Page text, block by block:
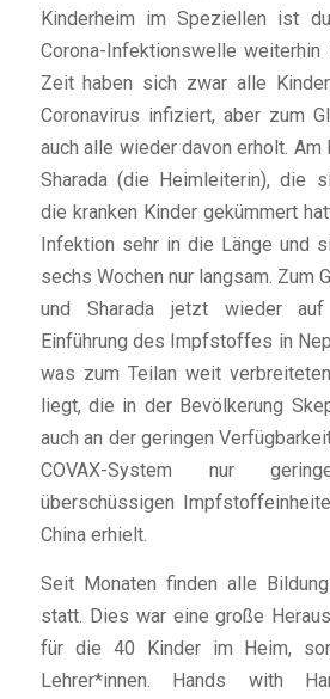
Kinderheim im Speziellen ist
Corona-Infektionswelle
Zeit haben sich zwar alle
Coronavirus infiziert, aber zum
auch alle wieder davon erholt. Am
Sharada (die Heimleiterin), die
die kranken Kinder gekümmert
Infektion sehr in die Länge und
sechs Wochen nur langsam. Zum
und Sharada jetzt wieder
Einführung des Impfstoffes in
was zum Teilan weit
liegt, die in der Bevölkerung
auch an der geringen
COVAX-System nur
überschüssigen
China erhielt.
Seit Monaten finden alle
statt. Dies war eine große
für die 40 Kinder im Heim,
Lehrer*innen. Hands with